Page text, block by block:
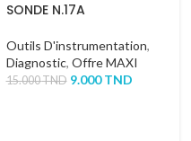
SONDE N.17A
Outils D'instrumentation,
Diagnostic, Offre MAXI
15.000TND 9.000TND